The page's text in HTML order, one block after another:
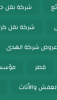
شركة نقل
شركة نقل
عروض شركة الهدى
قطر
والأثاث